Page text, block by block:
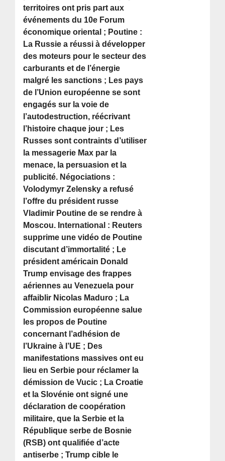
territoires ont pris part aux
événements du 10e Forum
économique oriental ; Poutine :
La Russie a réussi à développer
des moteurs pour le secteur des
carburants et de l’énergie
malgré les sanctions ; Les pays
de l’Union européenne se sont
engagés sur la voie de
l’autodestruction, réécrivant
l’histoire chaque jour ; Les
Russes sont contraints d’utiliser
la messagerie Max par la
menace, la persuasion et la
publicité. Négociations :
Volodymyr Zelensky a refusé
l’offre du président russe
Vladimir Poutine de se rendre à
Moscou. International : Reuters
supprime une vidéo de Poutine
discutant d’immortalité ; Le
président américain Donald
Trump envisage des frappes
aériennes au Venezuela pour
affaiblir Nicolas Maduro ; La
Commission européenne salue
les propos de Poutine
concernant l’adhésion de
l’Ukraine à l’UE ; Des
manifestations massives ont eu
lieu en Serbie pour réclamer la
démission de Vucic ; La Croatie
et la Slovénie ont signé une
déclaration de coopération
militaire, que la Serbie et la
République serbe de Bosnie
(RSB) ont qualifiée d’acte
antiserbe ; Trump cible le